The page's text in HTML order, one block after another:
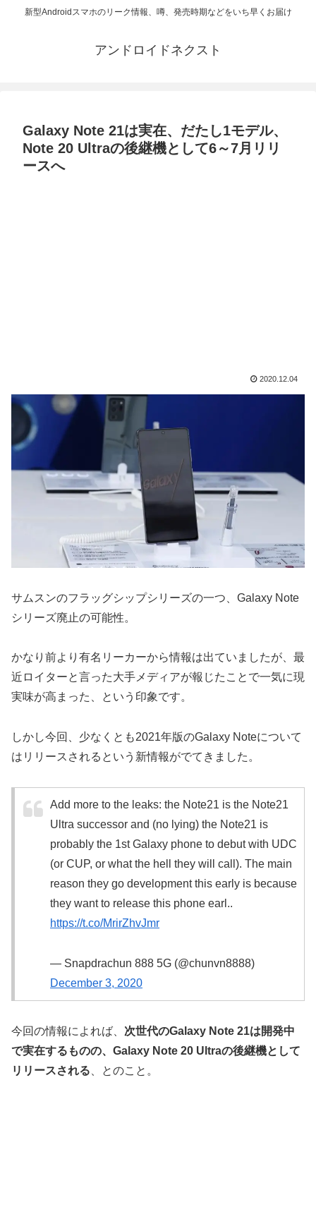
新型Androidスマホのリーク情報、噂、発売時期などをいち早くお届け
アンドロイドネクスト
Galaxy Note 21は実在、だたし1モデル、
Note 20 Ultraの後継機として6～7月リリ
ースへ
2020.12.04
サムスンのフラッグシップシリーズの一つ、Galaxy Note
シリーズ廃止の可能性。
かなり前より有名リーカーから情報は出ていましたが、最
近ロイターと言った大手メディアが報じたことで一気に現
実味が高まった、という印象です。
しかし今回、少なくとも2021年版のGalaxy Noteについて
はリリースされるという新情報がでてきました。
Add more to the leaks: the Note21 is the Note21
Ultra successor and (no lying) the Note21 is
probably the 1st Galaxy phone to debut with UDC
(or CUP, or what the hell they will call). The main
reason they go development this early is because
they want to release this phone earl..
https://t.co/MrirZhvJmr
— Snapdrachun 888 5G (@chunvn8888)
December 3, 2020
今回の情報によれば、 次世代のGalaxy Note 21は開発中
で実在するものの、Galaxy Note 20 Ultraの後継機として
リリースされる 、とのこと。